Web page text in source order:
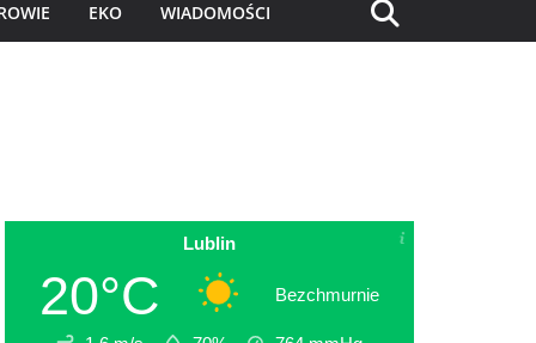
EKO WIADOMOŚCI
Lublin
20°C Bezchmurnie